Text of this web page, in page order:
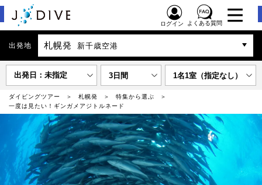
ログイン よくある質問
出発地 札幌発 新千歳空港
出発日：未指定 3日間 1名1室（指定なし）
ダイビングツアー 札幌発
特集から選ぶ
一度は見たい！ギンガメアジトルネード